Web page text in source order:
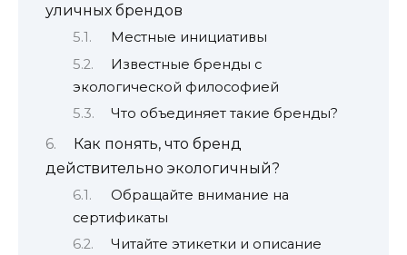
уличных брендов
Местные инициативы
Известные бренды с
экологической философией
Что объединяет такие бренды?
Как понять, что бренд
действительно экологичный?
Обращайте внимание на
сертификаты
Читайте этикетки и описание